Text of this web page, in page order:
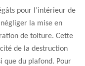
pour l’intérieur de
la mise en
de toiture. Cette
de la destruction
que du plafond. Pour